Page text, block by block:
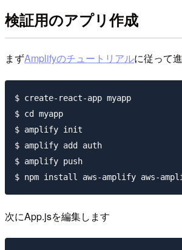
検証用のアプリ作成
まずAmplifyのチュートリアルに従って
$ create-react-app myapp
$ cd myapp
$ amplify init
$ amplify add auth
$ amplify push
次にApp.jsを編集します